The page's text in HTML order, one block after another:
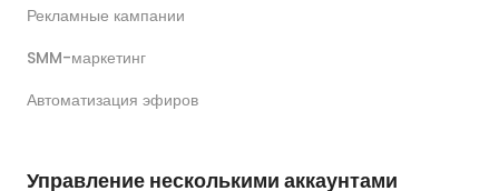
Рекламные кампании
SMM-маркетинг
Автоматизация эфиров
Управление несколькими аккаунтами